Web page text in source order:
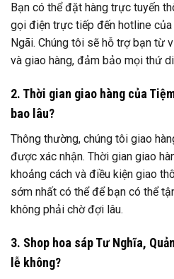
Bạn có thể đặt hàng trực tuyến
gọi điện trực tiếp đến hotline của
Ngãi. Chúng tôi sẽ hỗ trợ bạn từ
và giao hàng, đảm bảo mọi thứ
2. Thời gian giao hàng của
bao lâu?
Thông thường, chúng tôi giao
được xác nhận. Thời gian giao
khoảng cách và điều kiện giao
sớm nhất có thể để bạn có thể
không phải chờ đợi lâu.
3. Shop hoa sáp Tư Nghĩa,
lễ không?